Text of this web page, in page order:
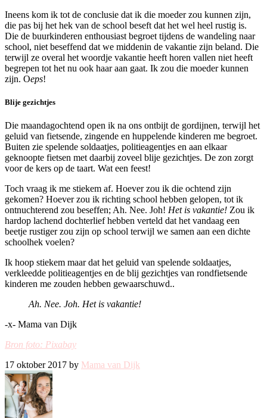
Ineens kom ik tot de conclusie dat ik die moeder zou kunnen zijn,
die pas bij het hek van de school beseft dat het wel heel rustig is.
Die de buurkinderen enthousiast begroet tijdens de wandeling naar
school, niet beseffend dat we middenin de vakantie zijn beland. Die
terwijl ze overal het woordje vakantie heeft horen vallen niet heeft
begrepen tot het nu ook haar aan gaat. Ik zou die moeder kunnen
zijn. Oeps!
Blije gezichtjes
Die maandagochtend open ik na ons ontbijt de gordijnen, terwijl het
geluid van fietsende, zingende en huppelende kinderen me begroet.
Buiten zie spelende soldaatjes, politieagentjes en aan elkaar
geknoopte fietsen met daarbij zoveel blije gezichtjes. De zon zorgt
voor de kers op de taart. Wat een feest!
Toch vraag ik me stiekem af. Hoever zou ik die ochtend zijn
gekomen? Hoever zou ik richting school hebben gelopen, tot ik
ontnuchterend zou beseffen; Ah. Nee. Joh! Het is vakantie! Zou ik
hardop lachend dochterlief hebben verteld dat het vandaag een
beetje rustiger zou zijn op school terwijl we samen aan een dichte
schoolhek voelen?
Ik hoop stiekem maar dat het geluid van spelende soldaatjes,
verkleedde politieagentjes en de blij gezichtjes van rondfietsende
kinderen me zouden hebben gewaarschuwd..
Ah. Nee. Joh. Het is vakantie!
-x- Mama van Dijk
Bron foto: Pixabay
17 oktober 2017 by Mama van Dijk